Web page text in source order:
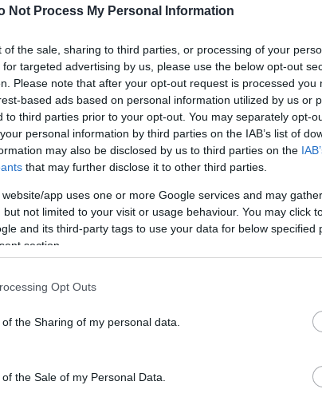
Not Process My Personal Information
of the sale, sharing to third parties, or processing of your
targeted advertising by us, please use the below opt-out
Please note that after your opt-out request is processed you
based ads based on personal information utilized by us or
to third parties prior to your opt-out. You may separately opt-
personal information by third parties on the IAB’s list of
may also be disclosed by us to third parties on the
that may further disclose it to other third parties.
app uses one or more Google services and may
not limited to your visit or usage behaviour. You may click
and its third-party tags to use your data for below specified
section.
Opt Outs
the Sharing of my personal data.
the Sale of my Personal Data.
STANCE E+2
-52,5%